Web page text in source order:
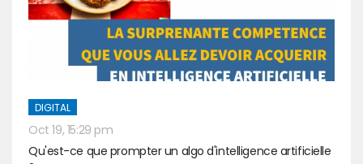
DIGITAL
Oct 19, 15:29 pm
Qu'est-ce que prompter un algo d'intelligence artificielle